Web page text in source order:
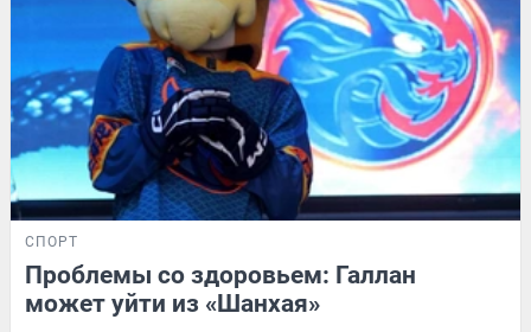
СПОРТ
Проблемы со здоровьем: Галлан
может уйти из «Шанхая»